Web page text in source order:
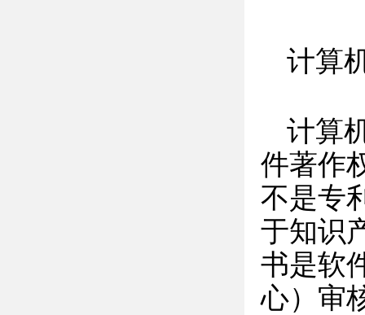
计算
计算
件著作
不是专
于知识
书是软
心）审